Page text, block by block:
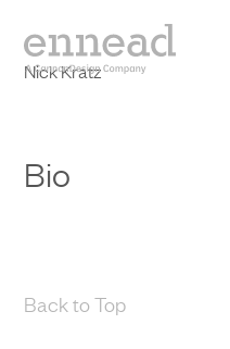
Nick Kratz
Bio
Back to Top